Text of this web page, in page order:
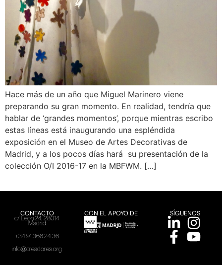
Hace más de un año que Miguel Marinero viene
preparando su gran momento. En realidad, tendría que
hablar de ‘grandes momentos’, porque mientras escribo
estas líneas está inaugurando una espléndida
exposición en el Museo de Artes Decorativas de
Madrid, y a los pocos días hará su presentación de la
colección O/I 2016-17 en la MBFWM. […]
CONTACTO
c/ León 24, 28014
Madrid
+34 91 366 24 36
info@creadores.org
CON EL APOYO DE SÍGUENOS